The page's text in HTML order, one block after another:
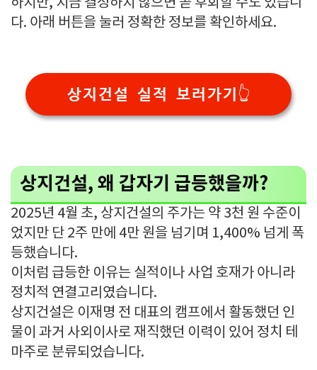
다. 아래 버튼을 눌러 정확한 정보를 확인하세요.
상지건설 실적 보러가기👆
상지건설, 왜 갑자기 급등했을까?
2025년 4월 초, 상지건설의 주가는 약 3천 원 수준이
었지만 단 2주 만에 4만 원을 넘기며 1,400% 넘게 폭
등했습니다.
이처럼 급등한 이유는 실적이나 사업 호재가 아니라
정치적 연결고리였습니다.
상지건설은 이재명 전 대표의 캠프에서 활동했던 인
물이 과거 사외이사로 재직했던 이력이 있어 정치 테
마주로 분류되었습니다.